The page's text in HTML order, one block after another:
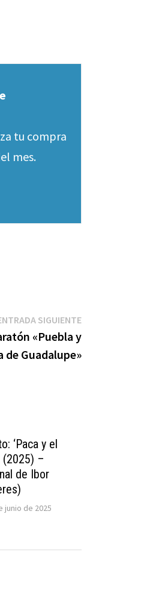
tu compra
mes.
SIGUIENTEEntrada
siguiente:
«Puebla y
de Guadalupe»
‘Paca y el
(2025) –
de Ibor
junio de 2025